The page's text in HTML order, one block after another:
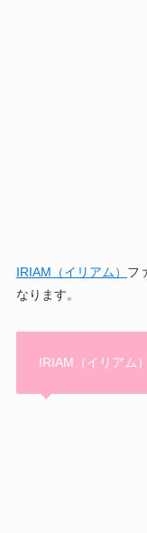
IRIAM（イリアム） フ
なります。
IRIAM（イリアム